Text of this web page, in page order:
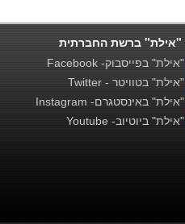
"אילת" ברשת החברתית
"אילת" בפייסבוק- Facebook
"אילת" בטוויטר - Twitter
"אילת" באינסטגרם- Instagram
"אילת" ביוטיוב- Youtube